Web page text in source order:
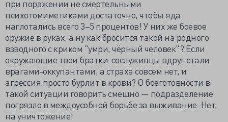
при поражении не смертельными
психотомиметиками достаточно, чтобы яда
наглотались всего 3–5 процентов! У них же боевое
оружие в руках, а ну как бросится такой на родного
взводного с криком "умри, чёрный человек"? Если
окружающие твои братки-сослуживцы вдруг стали
врагами-оккупантами, а страха совсем нет, и
агрессия просто бурлит в крови? О боеготовности в
такой ситуации говорить смешно — подразделение
погрязло в междоусобной борьбе за выживание. Нет,
на уничтожение!